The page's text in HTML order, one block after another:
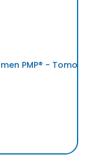
PMP®️ - Tomo